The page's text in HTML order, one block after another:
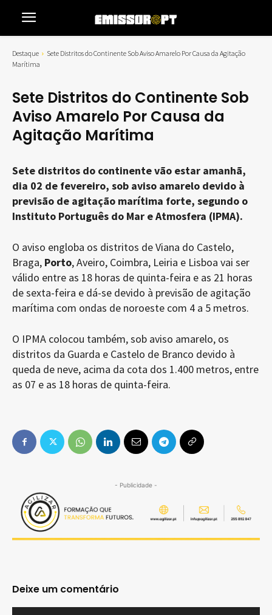
Destaque
Sete Distritos do Continente Sob Aviso Amarelo Por Causa da Agitação
Marítima
Sete Distritos do Continente Sob
Aviso Amarelo Por Causa da
Agitação Marítima
Sete distritos do continente vão estar amanhã,
dia 02 de fevereiro, sob aviso amarelo devido à
previsão de agitação marítima forte, segundo o
Instituto Português do Mar e Atmosfera (IPMA).
O aviso engloba os distritos de Viana do Castelo,
Braga, Porto, Aveiro, Coimbra, Leiria e Lisboa vai ser
válido entre as 18 horas de quinta-feira e as 21 horas
de sexta-feira e dá-se devido à previsão de agitação
marítima com ondas de noroeste com 4 a 5 metros.
O IPMA colocou também, sob aviso amarelo, os
distritos da Guarda e Castelo de Branco devido à
queda de neve, acima da cota dos 1.400 metros, entre
as 07 e as 18 horas de quinta-feira.
- Publicidade -
Deixe um comentário